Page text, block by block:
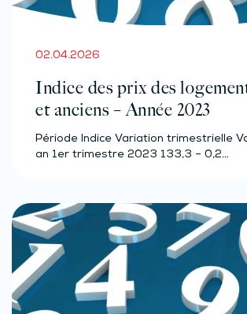
02.04.2026
Indice des prix des
et anciens – Année 2023
Période Indice Variation trimestrielle
an 1er trimestre 2023 133,3 – 0,2…